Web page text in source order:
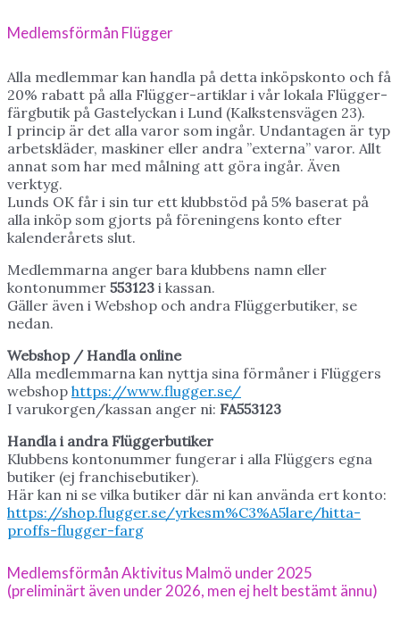
Medlemsförmån Flügger
Alla medlemmar kan handla på detta inköpskonto och få
20% rabatt på alla Flügger-artiklar i vår lokala Flügger-
färgbutik på Gastelyckan i Lund (Kalkstensvägen 23).
I princip är det alla varor som ingår. Undantagen är typ
arbetskläder, maskiner eller andra ”externa” varor. Allt
annat som har med målning att göra ingår. Även
verktyg.
Lunds OK får i sin tur ett klubbstöd på 5% baserat på
alla inköp som gjorts på föreningens konto efter
kalenderårets slut.
Medlemmarna anger bara klubbens namn eller
kontonummer 553123 i kassan.
Gäller även i Webshop och andra Flüggerbutiker, se
nedan.
Webshop / Handla online
Alla medlemmarna kan nyttja sina förmåner i Flüggers
webshop https://www.flugger.se/
I varukorgen/kassan anger ni: FA553123
Handla i andra Flüggerbutiker
Klubbens kontonummer fungerar i alla Flüggers egna
butiker (ej franchisebutiker).
Här kan ni se vilka butiker där ni kan använda ert konto:
https://shop.flugger.se/yrkesm%C3%A5lare/hitta-
proffs-flugger-farg
Medlemsförmån Aktivitus Malmö under 2025
(preliminärt även under 2026, men ej helt bestämt ännu)